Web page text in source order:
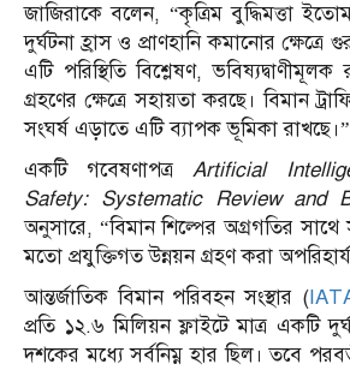
জাজিরাকে বলেন, “কৃত্রিম বুদ্ধিমত্তা
দুর্ঘটনা হ্রাস ও প্রাণহানি কমানোর ক্ষেত্রে
এটি পরিস্থিতি বিশ্লেষণ, ভবিষ্যদ্বাণীমূলক
গ্রহণের ক্ষেত্রে সহায়তা করছে। বিমান
সংঘর্ষ এড়াতে এটি ব্যাপক ভূমিকা রাখছে।”
একটি গবেষণাপত্রArtificial
Safety: Systematic Review and
অনুসারে, “বিমান শিল্পের অগ্রগতির সাথে
মতো প্রযুক্তিগত উন্নয়ন গ্রহণ করা
আন্তর্জাতিক বিমান পরিবহন সংস্থার (
প্রতি ১২.৬ মিলিয়ন ফ্লাইটে মাত্র একটি
দশকের মধ্যে সর্বনিম্ন হার ছিল। তবে